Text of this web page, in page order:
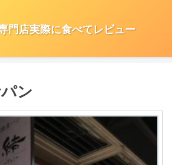
門店実際に食べてレビュー
ン